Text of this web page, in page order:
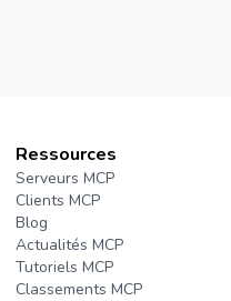
Ressources
Serveurs MCP
Clients MCP
Blog
Actualités MCP
Tutoriels MCP
Classements MCP